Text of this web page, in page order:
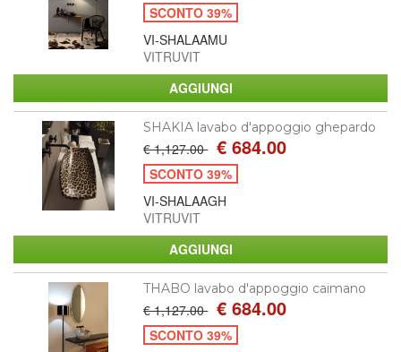
SCONTO 39%
VI-SHALAAMU
VITRUVIT
SHAKIA lavabo d'appoggio ghepardo
€ 1,127.00 € 684.00
SCONTO 39%
VI-SHALAAGH
VITRUVIT
THABO lavabo d'appoggio caimano
€ 1,127.00 € 684.00
SCONTO 39%